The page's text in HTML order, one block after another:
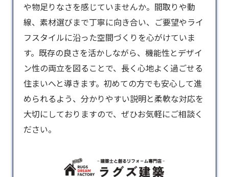
や物足りなさを感じていませんか。間取りや動
線、素材選びまで丁寧に向き合い、ご要望やライ
フスタイルに沿った空間づくりを心がけていま
す。既存の良さを活かしながら、機能性とデザイ
ン性の両立を図ることで、長く心地よく過ごせる
住まいへと導きます。初めての方でも安心して進
められるよう、分かりやすい説明と柔軟な対応を
大切にしておりますので、ぜひお気軽にご相談く
ださい。